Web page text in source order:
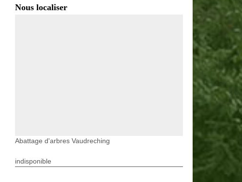
Nous localiser
Abattage d'arbres Vaudreching
indisponible